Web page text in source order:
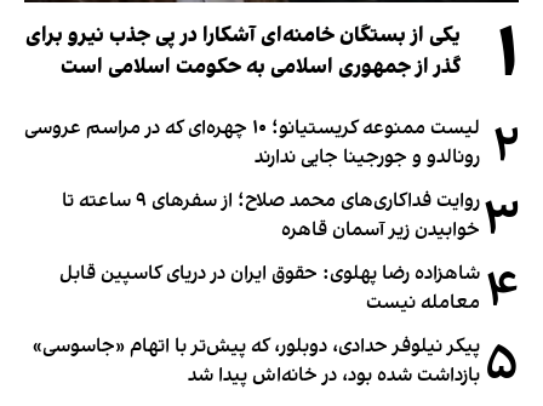
۱
یکی از بستگان خامنه‌ای آشکارا در پی جذب نیرو برای
گذر از جمهوری اسلامی به حکومت اسلامی است
۲
لیست ممنوعه کریستیانو؛ ۱۰ چهره‌ای که در مراسم عروسی
رونالدو و جورجینا جایی ندارند
۳
روایت فداکاری‌های محمد صلاح؛ از سفرهای ۹ ساعته تا
خوابیدن زیر آسمان قاهره
۴ شاهزاده رضا پهلوی: حقوق ایران در دریای کاسپین قابل
معامله نیست
۵ پیکر نیلوفر حدادی، دوبلور، که پیش‌تر با اتهام «جاسوسی»
بازداشت شده بود، در خانه‌اش پیدا شد